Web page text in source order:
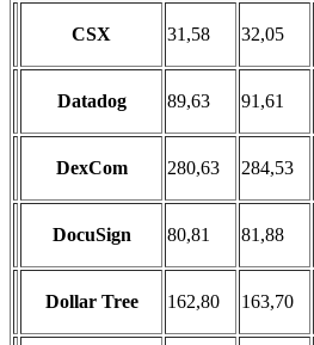
CSX 31,58 32,05
Datadog 89,63 91,61
DexCom 280,63 284,53
DocuSign 80,81 81,88
Dollar Tree 162,80 163,70